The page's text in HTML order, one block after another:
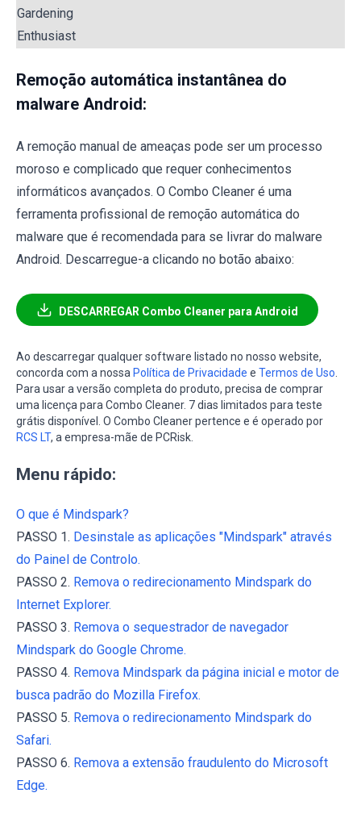
Gardening
Enthusiast
Remoção automática instantânea do
malware Android:
A remoção manual de ameaças pode ser um processo
moroso e complicado que requer conhecimentos
informáticos avançados. O Combo Cleaner é uma
ferramenta profissional de remoção automática do
malware que é recomendada para se livrar do malware
Android. Descarregue-a clicando no botão abaixo:
DESCARREGAR Combo Cleaner para Android
Ao descarregar qualquer software listado no nosso website,
concorda com a nossa Política de Privacidade e Termos de Uso.
Para usar a versão completa do produto, precisa de comprar
uma licença para Combo Cleaner. 7 dias limitados para teste
grátis disponível. O Combo Cleaner pertence e é operado por
RCS LT, a empresa-mãe de PCRisk.
Menu rápido:
O que é Mindspark?
PASSO 1. Desinstale as aplicações "Mindspark" através
do Painel de Controlo.
PASSO 2. Remova o redirecionamento Mindspark do
Internet Explorer.
PASSO 3. Remova o sequestrador de navegador
Mindspark do Google Chrome.
PASSO 4. Remova Mindspark da página inicial e motor de
busca padrão do Mozilla Firefox.
PASSO 5. Remova o redirecionamento Mindspark do
Safari.
PASSO 6. Remova a extensão fraudulento do Microsoft
Edge.